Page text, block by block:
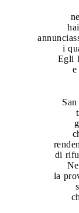
i
Egli
di
la